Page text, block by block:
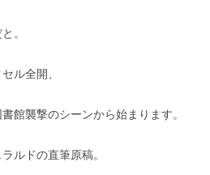
。
ル全開、
館襲撃のシーンから始まります。
ルドの直筆原稿。